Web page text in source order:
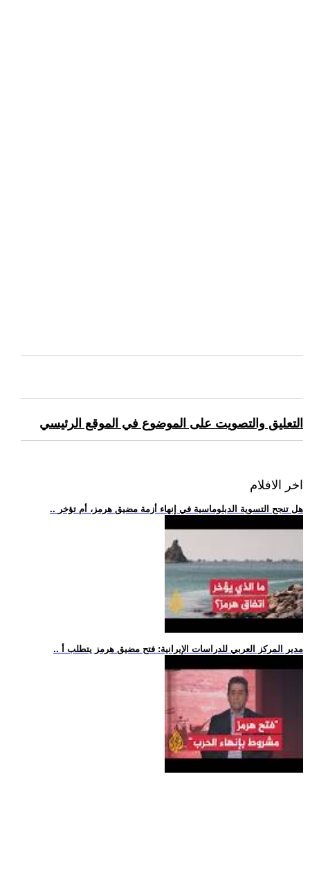
التعليق والتصويت على الموضوع في الموقع الرئيسي
اخر الافلام
.. هل تنجح التسوية الدبلوماسية في إنهاء أزمة مضيق هرمز، أم تؤخر
.. مدير المركز العربي للدراسات الإيرانية: فتح مضيق هرمز يتطلب أ